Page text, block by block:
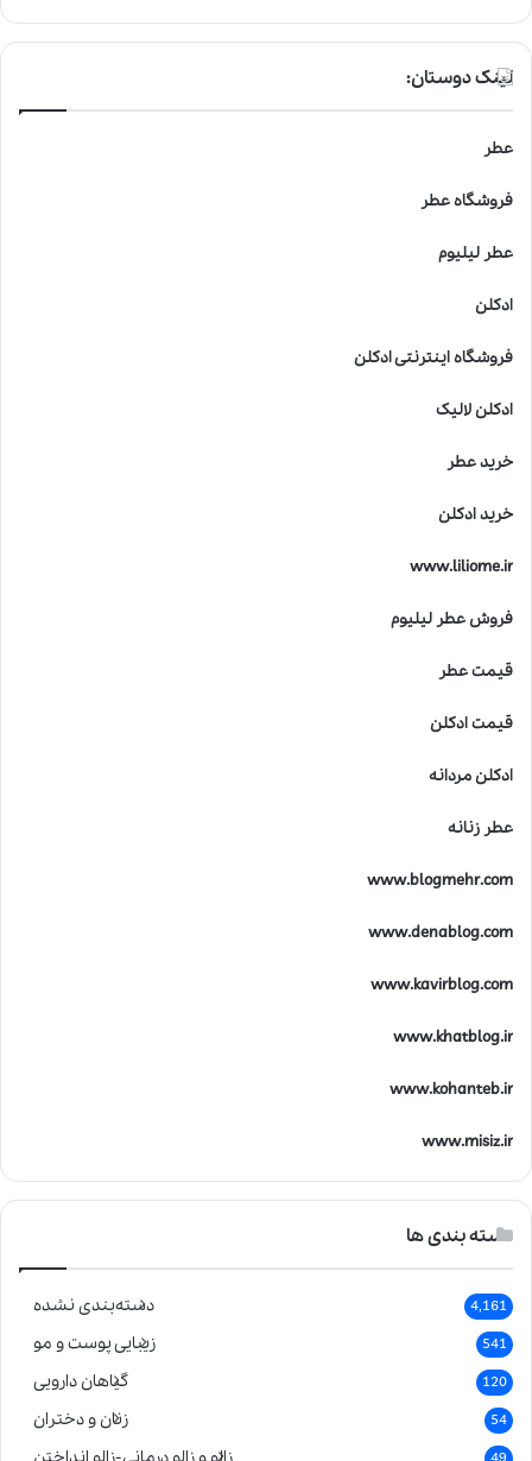
لینک دوستان:
عطر
فروشگاه عطر
عطر لیلیوم
ادکلن
فروشگاه اینترنتی ادکلن
ادکلن لالیک
خرید عطر
خرید ادکلن
www.liliome.ir
فروش عطر لیلیوم
قیمت عطر
قیمت ادکلن
ادکلن مردانه
عطر زنانه
www.blogmehr.com
www.denablog.com
www.kavirblog.com
www.khatblog.ir
www.kohanteb.ir
www.misiz.ir
دسته بندی ها
دسته‌بندی نشده 4,161
زیبایی پوست و مو 541
گیاهان دارویی 120
زنان و دختران 54